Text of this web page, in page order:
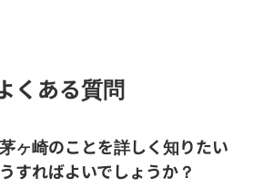
くある質問
ヶ崎のことを詳しく知りたい
すればよいでしょうか？